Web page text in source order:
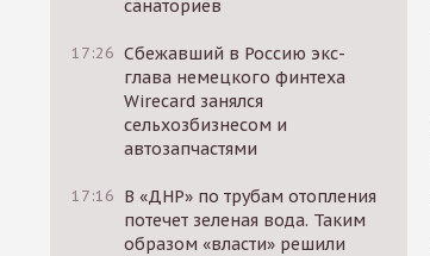
санаториев
17:26 Сбежавший в Россию экс-
глава немецкого финтеха
Wirecard занялся
сельхозбизнесом и
автозапчастями
17:16 В «ДНР» по трубам отопления
потечет зеленая вода. Таким
образом «власти» решили